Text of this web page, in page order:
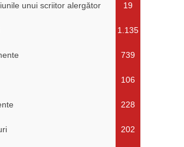
unui scriitor alergător 19
1.135
739
106
228
202